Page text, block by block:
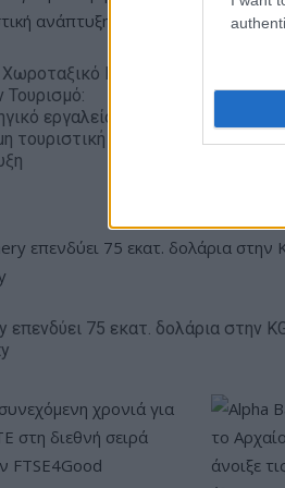
Χωροταξικό Πλαίσιο
Τουρισμό:
εργαλείο για
τουριστική
393
ευρώ τα
επενδύει 75 εκατ. δολάρια στην